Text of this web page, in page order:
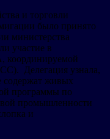
и торговли
было принято
министерства
участие в
координируемой
Делегация узнала,
содержат живых
программы по
промышленности
и